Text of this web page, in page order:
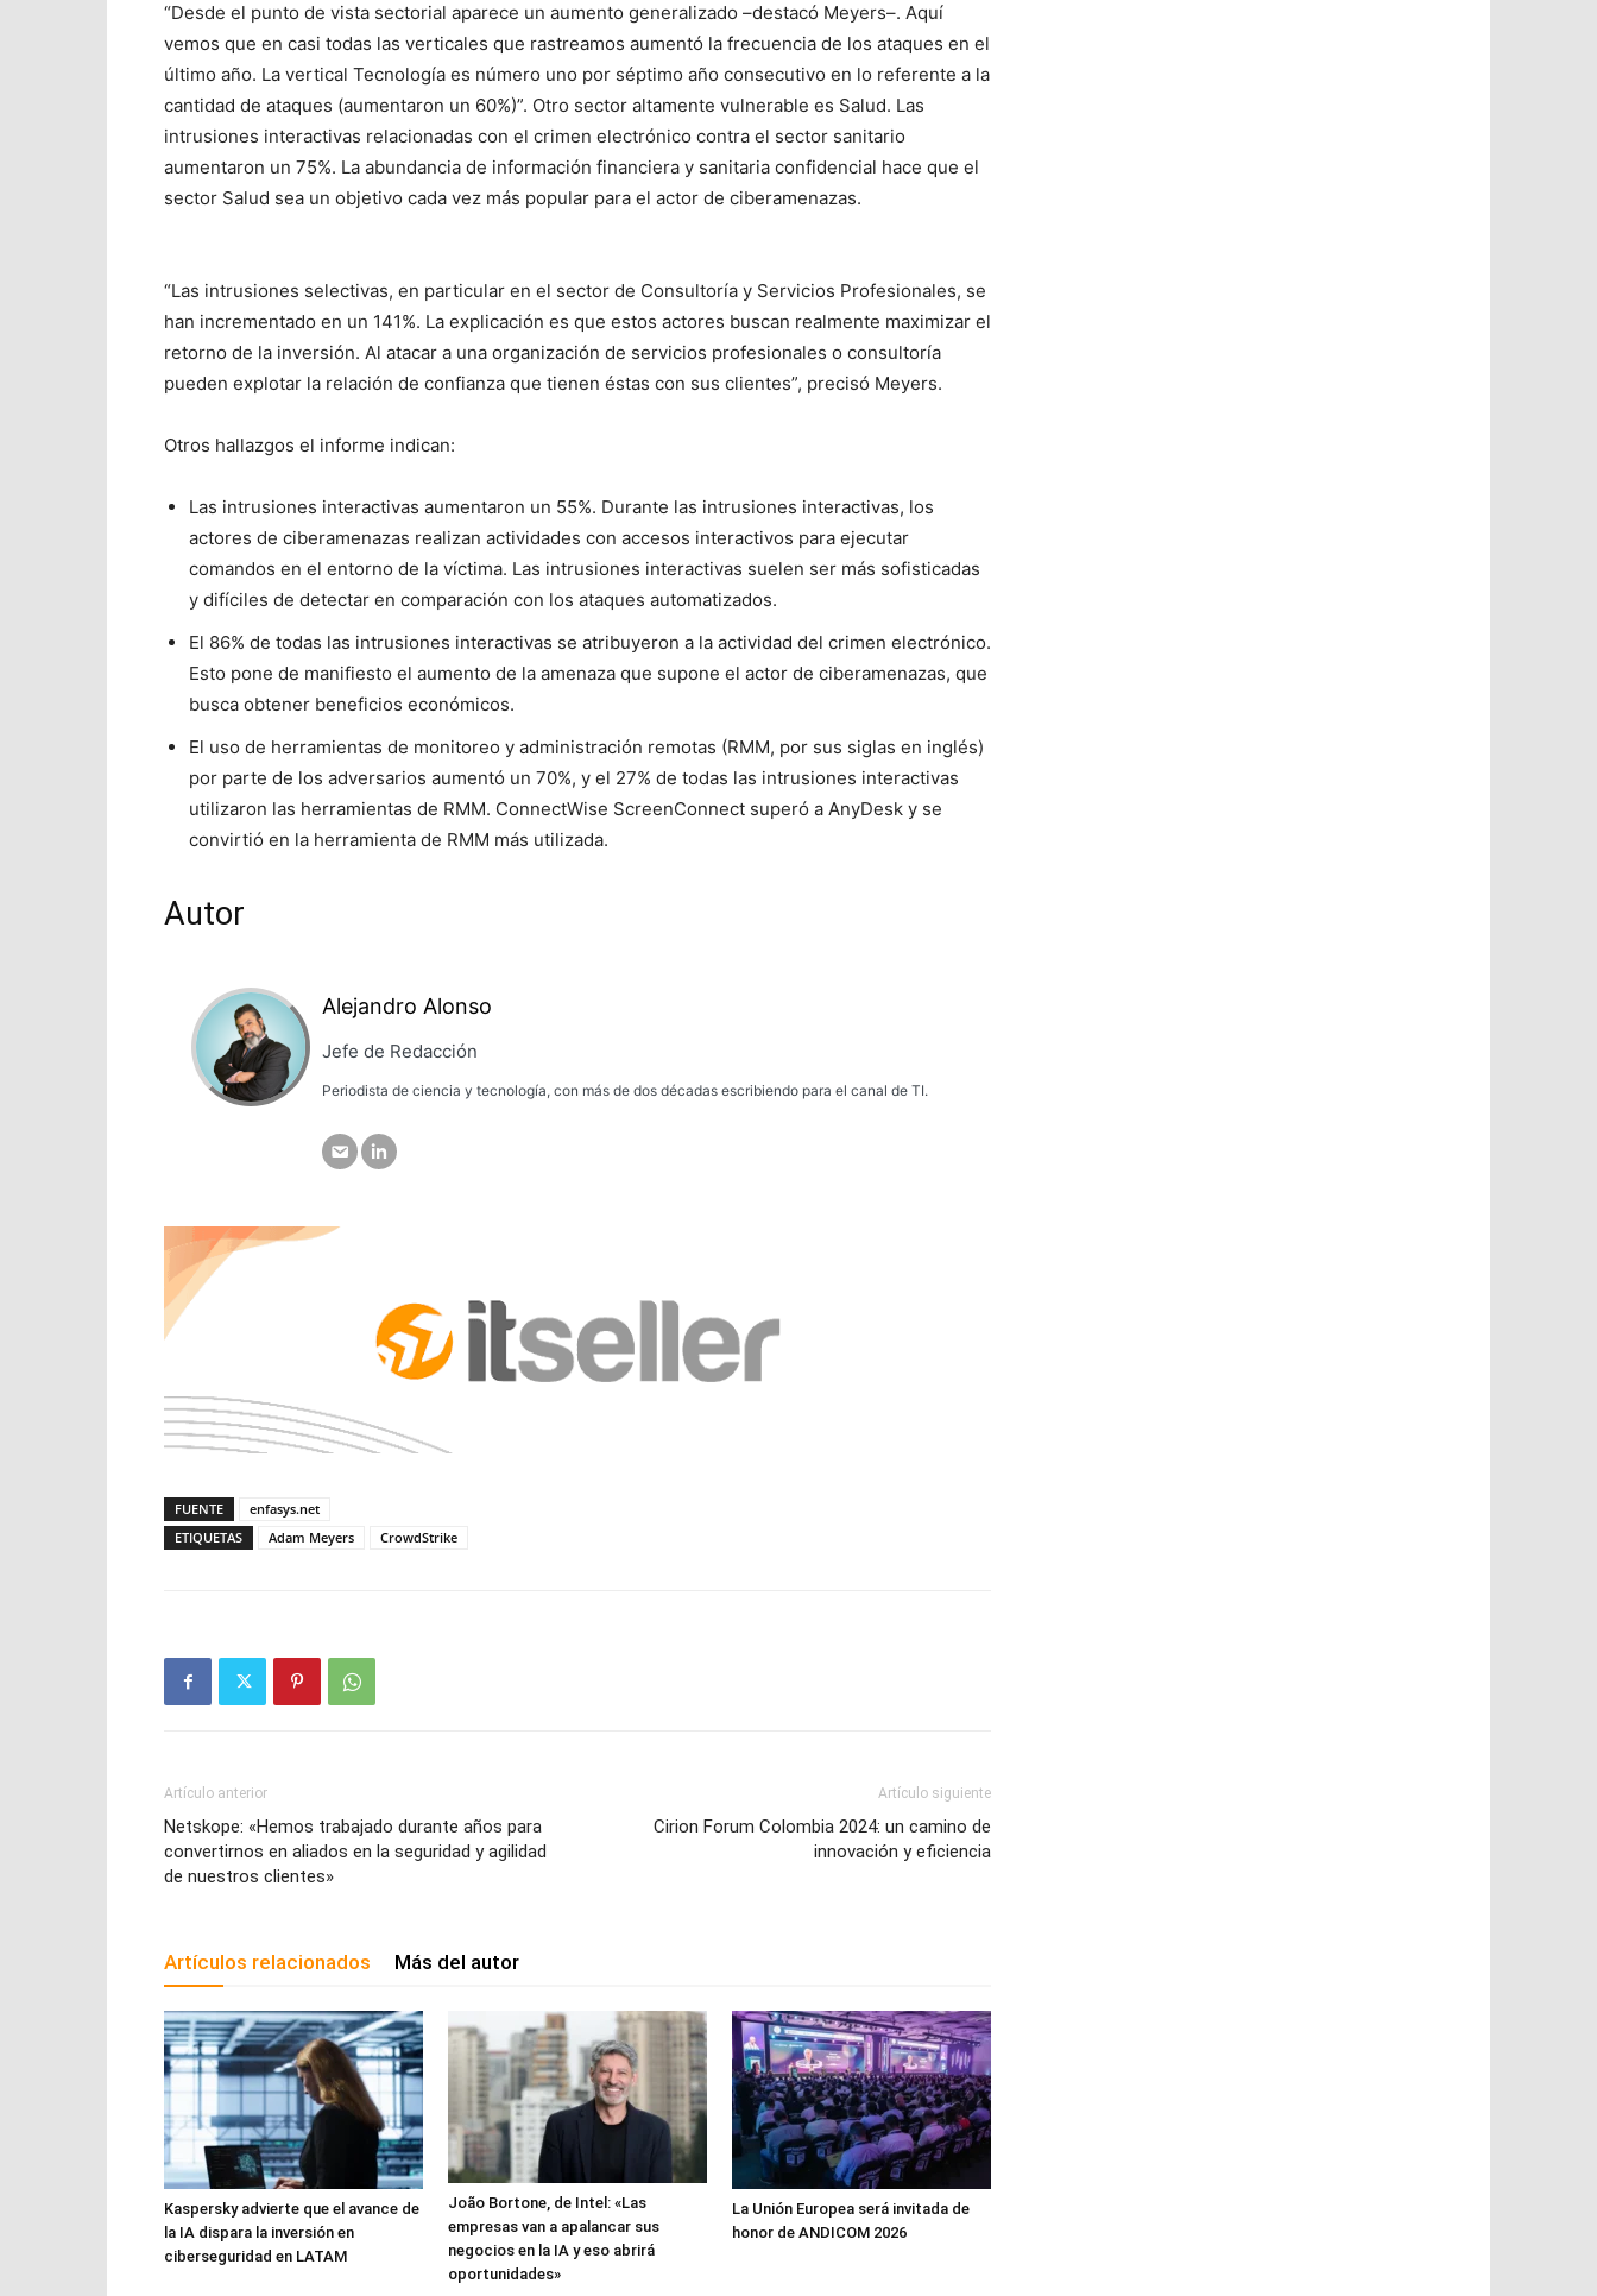
“Desde el punto de vista sectorial aparece un aumento generalizado –destacó Meyers–. Aquí
vemos que en casi todas las verticales que rastreamos aumentó la frecuencia de los ataques en el
último año. La vertical Tecnología es número uno por séptimo año consecutivo en lo referente a la
cantidad de ataques (aumentaron un 60%)”. Otro sector altamente vulnerable es Salud. Las
intrusiones interactivas relacionadas con el crimen electrónico contra el sector sanitario
aumentaron un 75%. La abundancia de información financiera y sanitaria confidencial hace que el
sector Salud sea un objetivo cada vez más popular para el actor de ciberamenazas.
“Las intrusiones selectivas, en particular en el sector de Consultoría y Servicios Profesionales, se
han incrementado en un 141%. La explicación es que estos actores buscan realmente maximizar el
retorno de la inversión. Al atacar a una organización de servicios profesionales o consultoría
pueden explotar la relación de confianza que tienen éstas con sus clientes”, precisó Meyers.
Otros hallazgos el informe indican:
Las intrusiones interactivas aumentaron un 55%. Durante las intrusiones interactivas, los
actores de ciberamenazas realizan actividades con accesos interactivos para ejecutar
comandos en el entorno de la víctima. Las intrusiones interactivas suelen ser más sofisticadas
y difíciles de detectar en comparación con los ataques automatizados.
El 86% de todas las intrusiones interactivas se atribuyeron a la actividad del crimen electrónico.
Esto pone de manifiesto el aumento de la amenaza que supone el actor de ciberamenazas, que
busca obtener beneficios económicos.
El uso de herramientas de monitoreo y administración remotas (RMM, por sus siglas en inglés)
por parte de los adversarios aumentó un 70%, y el 27% de todas las intrusiones interactivas
utilizaron las herramientas de RMM. ConnectWise ScreenConnect superó a AnyDesk y se
convirtió en la herramienta de RMM más utilizada.
Autor
Alejandro Alonso
Jefe de Redacción
Periodista de ciencia y tecnología, con más de dos décadas escribiendo para el canal de TI.
FUENTE
enfasys.net
ETIQUETAS
Adam Meyers CrowdStrike
Artículo anterior
Netskope: «Hemos trabajado durante años para
convertirnos en aliados en la seguridad y agilidad
de nuestros clientes»
Artículo siguiente
Cirion Forum Colombia 2024: un camino de
innovación y eficiencia
Artículos relacionados Más del autor
Kaspersky advierte que el avance de
la IA dispara la inversión en
ciberseguridad en LATAM
João Bortone, de Intel: «Las
empresas van a apalancar sus
negocios en la IA y eso abrirá
oportunidades»
La Unión Europea será invitada de
honor de ANDICOM 2026